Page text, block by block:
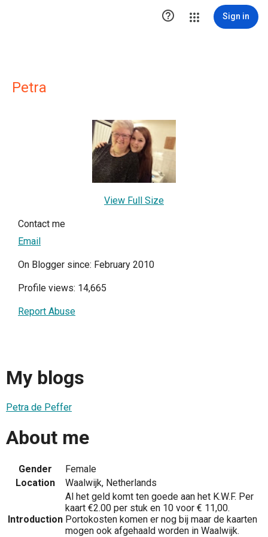
 Sign in
Petra
View Full Size
Contact me
Email
On Blogger since: February 2010
Profile views: 14,665
Report Abuse
My blogs
Petra de Peffer
About me
Gender
Female
Location
Waalwijk, Netherlands
Introduction
Al het geld komt ten goede aan het K.W.F. Per
kaart €2.00 per stuk en 10 voor € 11,00.
Portokosten komen er nog bij maar de kaarten
mogen ook afgehaald worden in Waalwijk.